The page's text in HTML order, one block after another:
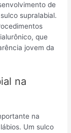
de
supralabial.
que
jovem da
na
na
Um sulco